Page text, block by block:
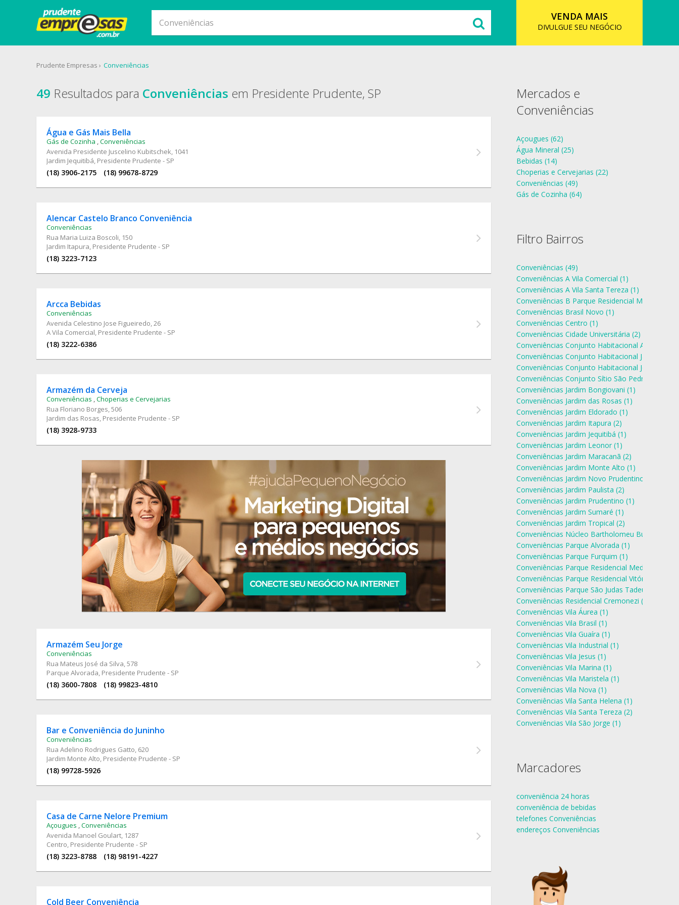
VENDA MAIS
DIVULGUE SEU NEGÓCIO
Prudente Empresas Conveniências
49 Resultados para Conveniências em Presidente Prudente, SP
Água e Gás Mais Bella
Gás de Cozinha ,Conveniências
Avenida Presidente Juscelino Kubitschek, 1041
Jardim Jequitibá, Presidente Prudente - SP
(18) 3906-2175 (18) 99678-8729
Alencar Castelo Branco Conveniência
Conveniências
Rua Maria Luiza Boscoli, 150
Jardim Itapura, Presidente Prudente - SP
(18) 3223-7123
Arcca Bebidas
Conveniências
Avenida Celestino Jose Figueiredo, 26
A Vila Comercial, Presidente Prudente - SP
(18) 3222-6386
Armazém da Cerveja
Conveniências ,Choperias e Cervejarias
Rua Floriano Borges, 506
Jardim das Rosas, Presidente Prudente - SP
(18) 3928-9733
Armazém Seu Jorge
Conveniências
Rua Mateus José da Silva, 578
Parque Alvorada, Presidente Prudente - SP
(18) 3600-7808 (18) 99823-4810
Bar e Conveniência do Juninho
Conveniências
Rua Adelino Rodrigues Gatto, 620
Jardim Monte Alto, Presidente Prudente - SP
(18) 99728-5926
Casa de Carne Nelore Premium
Açougues ,Conveniências
Avenida Manoel Goulart, 1287
Centro, Presidente Prudente - SP
(18) 3223-8788 (18) 98191-4227
Cold Beer Conveniência
Mercados e
Conveniências
Açougues (62)
Água Mineral (25)
Bebidas (14)
Choperias e Cervejarias (22)
Conveniências (49)
Gás de Cozinha (64)
Filtro Bairros
Conveniências (49)
Conveniências A Vila Comercial (1)
Conveniências A Vila Santa Tereza (1)
Conveniências B Parque Residencial
Conveniências Brasil Novo (1)
Conveniências Centro (1)
Conveniências Cidade Universitária (2)
Conveniências Conjunto Habitacional Ana Jacinta
Conveniências Conjunto Habitacional Jardim
Conveniências Conjunto Habitacional João
Conveniências Conjunto Sítio São Pedro (1)
Conveniências Jardim Bongiovani (1)
Conveniências Jardim das Rosas (1)
Conveniências Jardim Eldorado (1)
Conveniências Jardim Itapura (2)
Conveniências Jardim Jequitibá (1)
Conveniências Jardim Leonor (1)
Conveniências Jardim Maracanã (2)
Conveniências Jardim Monte Alto (1)
Conveniências Jardim Novo Prudentino (1)
Conveniências Jardim Paulista (2)
Conveniências Jardim Prudentino (1)
Conveniências Jardim Sumaré (1)
Conveniências Jardim Tropical (2)
Conveniências Núcleo Bartholomeu Bueno de
Conveniências Parque Alvorada (1)
Conveniências Parque Furquim (1)
Conveniências Parque Residencial Mediterrâneo
Conveniências Parque Residencial Vitória Régia
Conveniências Parque São Judas Tadeu (1)
Conveniências Residencial Cremonezi (1)
Conveniências Vila Áurea (1)
Conveniências Vila Brasil (1)
Conveniências Vila Guaíra (1)
Conveniências Vila Industrial (1)
Conveniências Vila Jesus (1)
Conveniências Vila Marina (1)
Conveniências Vila Maristela (1)
Conveniências Vila Nova (1)
Conveniências Vila Santa Helena (1)
Conveniências Vila Santa Tereza (2)
Conveniências Vila São Jorge (1)
Marcadores
conveniência 24 horas
conveniência de bebidas
telefones Conveniências
endereços Conveniências